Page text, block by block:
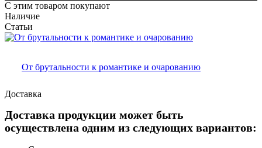
С этим товаром покупают
Наличие
Статьи
От брутальности к романтике и очарованию
Доставка
Доставка продукции может быть
осуществлена одним из следующих вариантов: